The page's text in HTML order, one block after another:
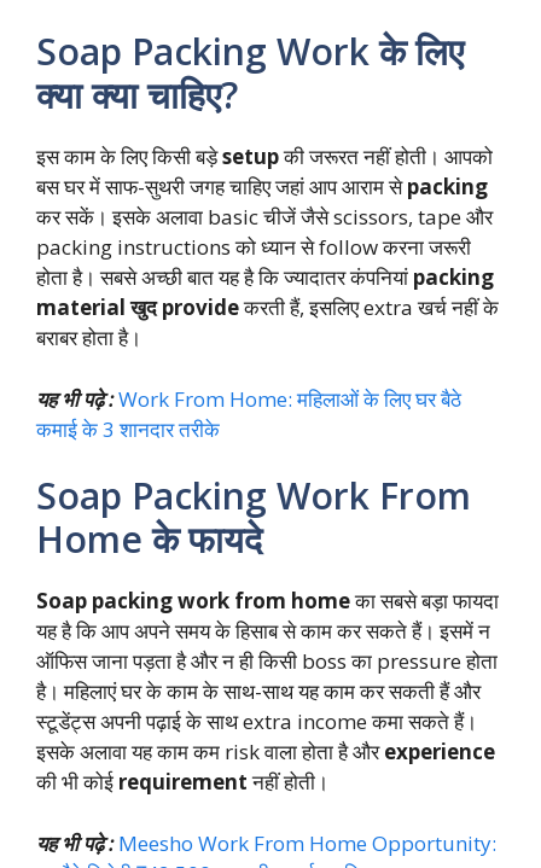
Soap Packing Work के लिए
क्या क्या चाहिए?
इस काम के लिए किसी बड़ेsetupकी जरूरत नहीं होती। आपको
बस घर में साफ-सुथरी जगह चाहिए जहां आप आराम सेpacking
कर सकें। इसके अलावा basic चीजें जैसे scissors, tape और
packing instructions को ध्यान से follow करना जरूरी
होता है। सबसे अच्छी बात यह है कि ज्यादातर कंपनियां packing
material खुद provideकरती हैं, इसलिए extra खर्च नहीं के
बराबर होता है।
यह भी पढ़े :Work From Home: महिलाओं के लिए घर बैठे
कमाई के 3 शानदार तरीके
Soap Packing Work From
Home के फायदे
Soap packing work from homeका सबसे बड़ा फायदा
यह है कि आप अपने समय के हिसाब से काम कर सकते हैं। इसमें न
ऑफिस जाना पड़ता है और न ही किसी boss का pressure होता
है। महिलाएं घर के काम के साथ-साथ यह काम कर सकती हैं और
स्टूडेंट्स अपनी पढ़ाई के साथ extra income कमा सकते हैं।
इसके अलावा यह काम कम risk वाला होता है औरexperience
की भी कोई requirementनहीं होती।
यह भी पढ़े : Meesho Work From Home Opportunity: